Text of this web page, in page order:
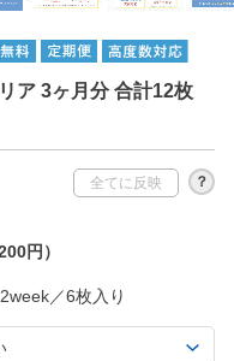
ア 3ヶ月分 合計12枚
全てに反映 ？
円）